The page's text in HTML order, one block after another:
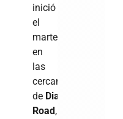
inició
el
martes
en
las
cercanías
de Diamond
Road ,